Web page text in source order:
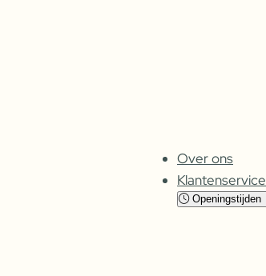
Over ons
Klantenservice
Openingstijden